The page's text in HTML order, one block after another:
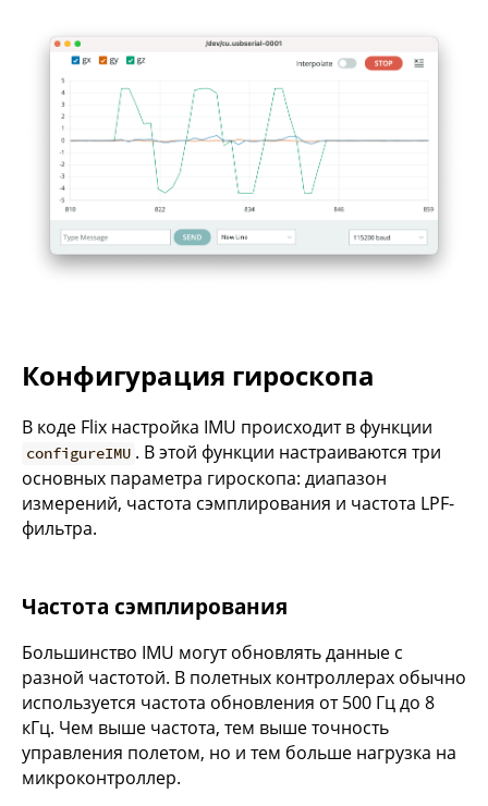
Конфигурация гироскопа
В коде Flix настройка IMU происходит в функции
configureIMU . В этой функции настраиваются три
основных параметра гироскопа: диапазон
измерений, частота сэмплирования и частота LPF-
фильтра.
Частота сэмплирования
Большинство IMU могут обновлять данные с
разной частотой. В полетных контроллерах обычно
используется частота обновления от 500 Гц до 8
кГц. Чем выше частота, тем выше точность
управления полетом, но и тем больше нагрузка на
микроконтроллер.